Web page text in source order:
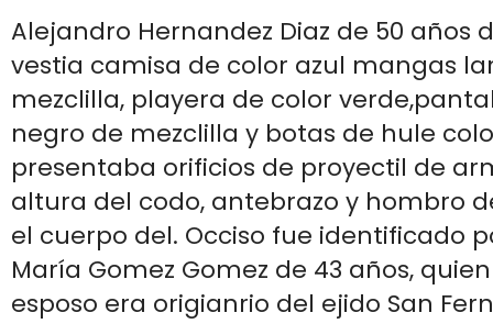
Alejandro Hernandez Diaz de 50 años
vestia camisa de color azul mangas
mezclilla, playera de color
negro de mezclilla y botas de hule
presentaba orificios de proyectil de
altura del codo, antebrazo y hombro
el cuerpo del. Occiso fue identificado
María Gomez Gomez de 43 años,
esposo era origianrio del ejido San